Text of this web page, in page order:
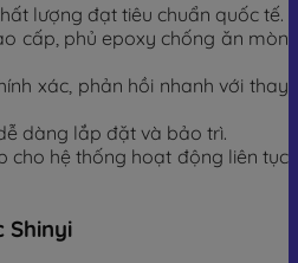
lượng đạt tiêu chuẩn quốc tế.
cấp, phủ epoxy chống ăn mòn
xác, phản hồi nhanh với thay
dàng lắp đặt và bảo trì.
cho hệ thống hoạt động liên tục
Shinyi